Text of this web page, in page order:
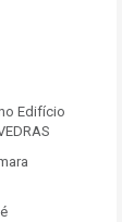
no Edifício